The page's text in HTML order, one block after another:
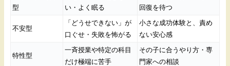
型
い・よく眠る
回復を待つ
不安型
「どうせできない」が
口ぐせ・失敗を怖がる
小さな成功体験と、責め
ない安心感
特性型
一斉授業や特定の科目
だけ極端に苦手
その子に合うやり方・専
門家への相談